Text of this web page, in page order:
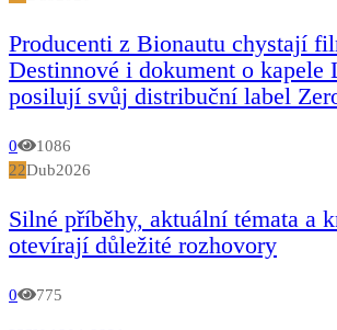
Producenti z Bionautu chystají
Destinnové i dokument o kapele
posilují svůj distribuční label
0
1086
22Dub2026
Silné příběhy, aktuální témata a
otevírají důležité rozhovory
0 775